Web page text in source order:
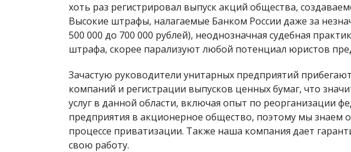
хоть раз регистрировал выпуск акций общества,
Высокие штрафы, налагаемые Банком России даже за
500 000 до 700 000 рублей), неоднозначная судебная
штрафа, скорее парализуют любой потенциал юристов
Зачастую руководители унитарных предприятий
компаний и регистрации выпусков ценных бумаг, что
услуг в данной области, включая опыт по реорганизации
предприятия в акционерное общество, поэтому мы
процессе приватизации. Также наша компания дает
свою работу.